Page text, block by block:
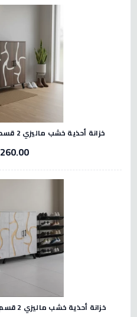
خزانة أحذية خشب ماليزي 2 قسم 5 أدوار - بني غامق ورصاصي
260.00 ريال
خزانة أحذية خشب ماليزي 2 قسم 5 أدوار - رمادي فاتح وخشبي